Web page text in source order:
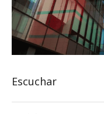
Escuchar